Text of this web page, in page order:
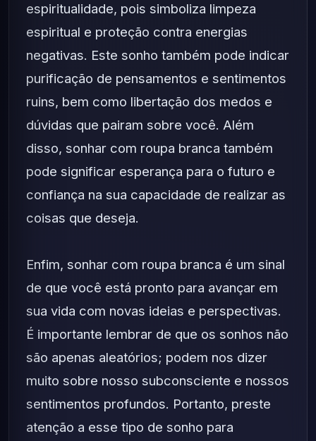
espiritualidade, pois simboliza limpeza
espiritual e proteção contra energias
negativas. Este sonho também pode indicar
purificação de pensamentos e sentimentos
ruins, bem como libertação dos medos e
dúvidas que pairam sobre você. Além
disso, sonhar com roupa branca também
pode significar esperança para o futuro e
confiança na sua capacidade de realizar as
coisas que deseja.
Enfim, sonhar com roupa branca é um sinal
de que você está pronto para avançar em
sua vida com novas ideias e perspectivas.
É importante lembrar de que os sonhos não
são apenas aleatórios; podem nos dizer
muito sobre nosso subconsciente e nossos
sentimentos profundos. Portanto, preste
atenção a esse tipo de sonho para